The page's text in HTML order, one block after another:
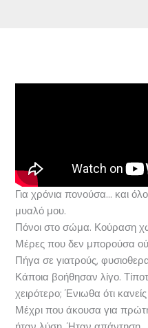
Για χρόνια πονούσα… και
μυαλό μου.
Πόνοι στο σώμα. Κούραση
Μέρες που δεν μπορούσα
Πήγα σε γιατρούς,
Κάποια βοήθησαν λίγο.
χειρότερο; Ένιωθα ότι
Μέχρι που άκουσα για